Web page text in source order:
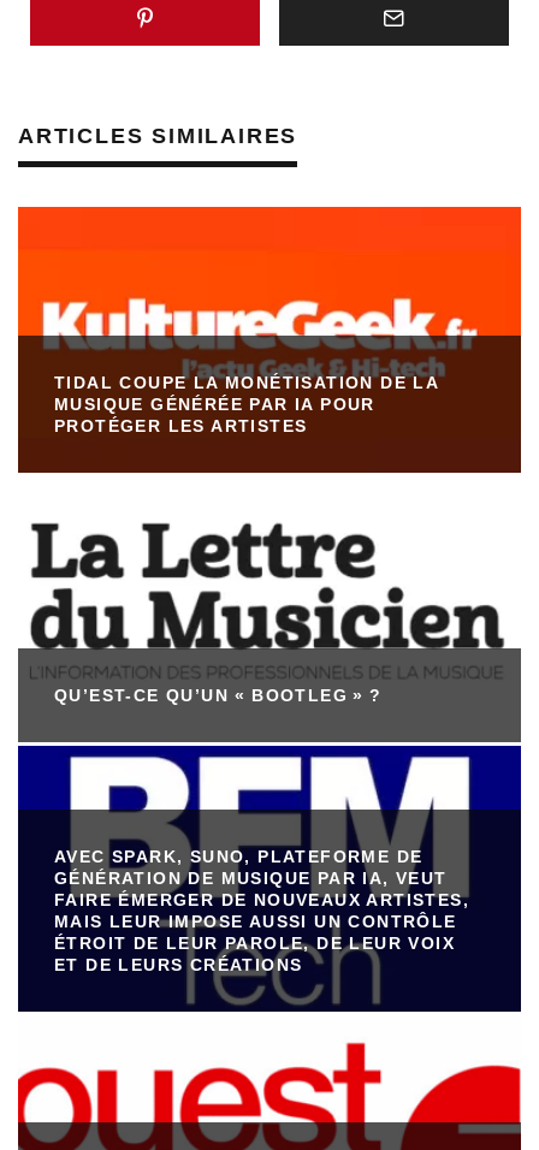
ARTICLES SIMILAIRES
TIDAL COUPE LA MONÉTISATION DE LA
MUSIQUE GÉNÉRÉE PAR IA POUR
PROTÉGER LES ARTISTES
QU’EST-CE QU’UN « BOOTLEG » ?
AVEC SPARK, SUNO, PLATEFORME DE
GÉNÉRATION DE MUSIQUE PAR IA, VEUT
FAIRE ÉMERGER DE NOUVEAUX ARTISTES,
MAIS LEUR IMPOSE AUSSI UN CONTRÔLE
ÉTROIT DE LEUR PAROLE, DE LEUR VOIX
ET DE LEURS CRÉATIONS